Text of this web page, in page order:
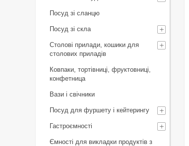
Посуд зі сланцю
Посуд зі скла
Столові прилади, кошики для
столових приладів
Ковпаки, тортівниці, фруктовниці,
конфетница
Вази і свічники
Посуд для фуршету і кейтерингу
Гастроємності
Ємності для викладки продуктів з